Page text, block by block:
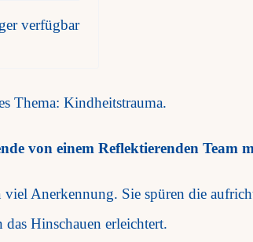
verfügbar
Thema: Kindheitstrauma.
von einem Reflektierenden Team
Anerkennung. Sie spüren die
das Hinschauen erleichtert.